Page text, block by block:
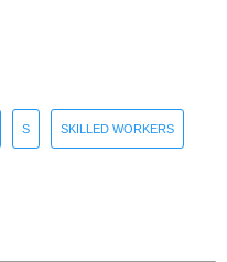
S SKILLED WORKERS